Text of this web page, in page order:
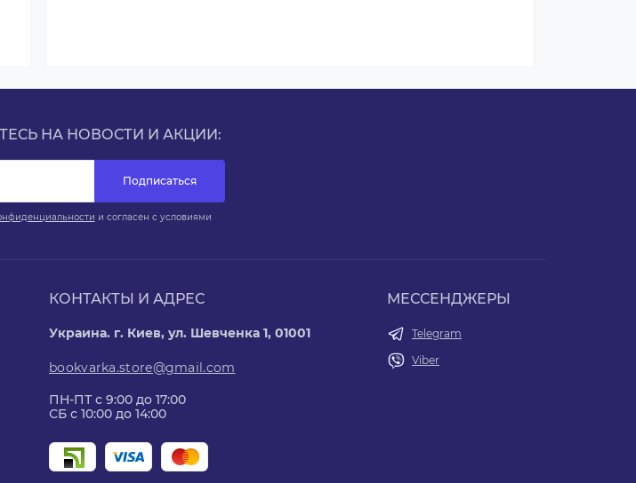
НА НОВОСТИ И АКЦИИ:
Подписаться
и согласен с условиями
КОНТАКТЫ И АДРЕС
Украина. г. Киев, ул. Шевченка 1, 01001
bookvarka.store@gmail.com
ПН-ПТ с 9:00 до 17:00
СБ с 10:00 до 14:00
МЕССЕНДЖЕРЫ
Telegram
Viber